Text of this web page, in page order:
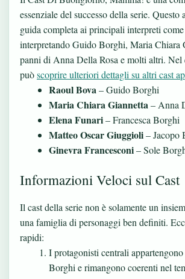
essenziale del successo della serie.
guida completa ai principali interpreti
interpretando Guido Borghi, Maria Chiara
panni di Anna Della Rosa e molti altri. Nel
puòscoprire ulteriori dettagli su altri cast
Raoul Bova– Guido Borghi
Maria Chiara Giannetta– Anna
Elena Funari– Francesca Borghi
Matteo Oscar Giuggioli– Jacopo
Ginevra Francesconi– Sole
Informazioni Veloci sul Cast
Il cast della serie non è solamente un
una famiglia di personaggi ben definiti.
rapidi:
I protagonisti centrali
Borghi e rimangono coerenti nel